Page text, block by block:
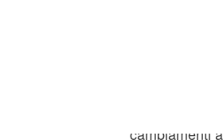
la maggiore
cambiamenti